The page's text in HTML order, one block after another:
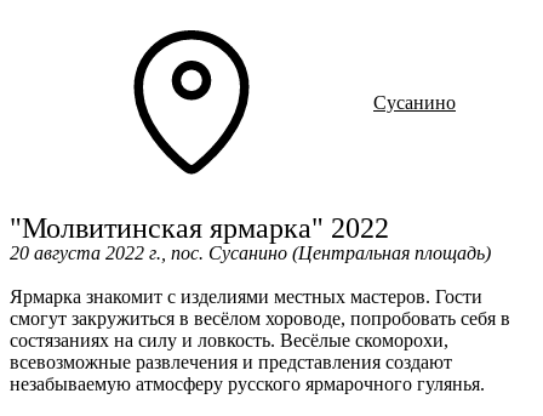
Сусанино
"Молвитинская ярмарка" 2022
20 августа 2022 г., пос. Сусанино (Центральная площадь)
Ярмарка знакомит с изделиями местных мастеров. Гости
смогут закружиться в весёлом хороводе, попробовать себя в
состязаниях на силу и ловкость. Весёлые скоморохи,
всевозможные развлечения и представления создают
незабываемую атмосферу русского ярмарочного гулянья.